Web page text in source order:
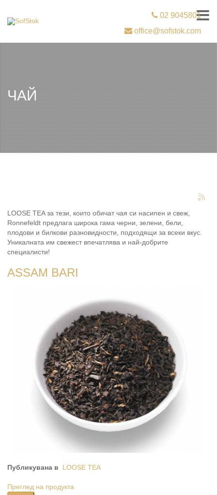
02 9045801
office@sofstok.com
ЧАЙ
LOOSE TEA за тези, които обичат чая си насипен и свеж,
Ronnefeldt предлага широка гама черни, зелени, бели,
плодови и билкови разновидности, подходящи за всеки вкус.
Уникалната им свежест впечатлява и най-добрите
специалисти!
ASSAM BARI
Публикувана в LOOSE TEA
Преглед на продукта